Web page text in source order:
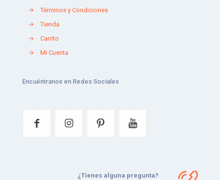
→
Términos y Condiciones
→
Tienda
→
Carrito
→
Mi Cuenta
Encuéntranos en Redes Sociales
¿Tienes alguna pregunta?